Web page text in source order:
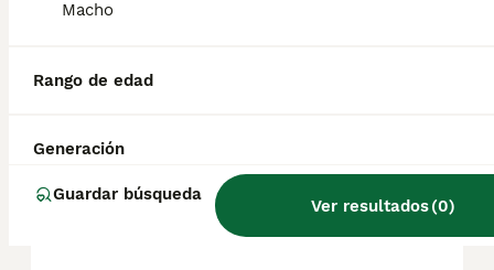
Macho
Rango de edad
Generación
Guardar búsqueda
Ver resultados(0)
¿Cuánto suele vivir un akita
¿Cuál es mejor, Akita o